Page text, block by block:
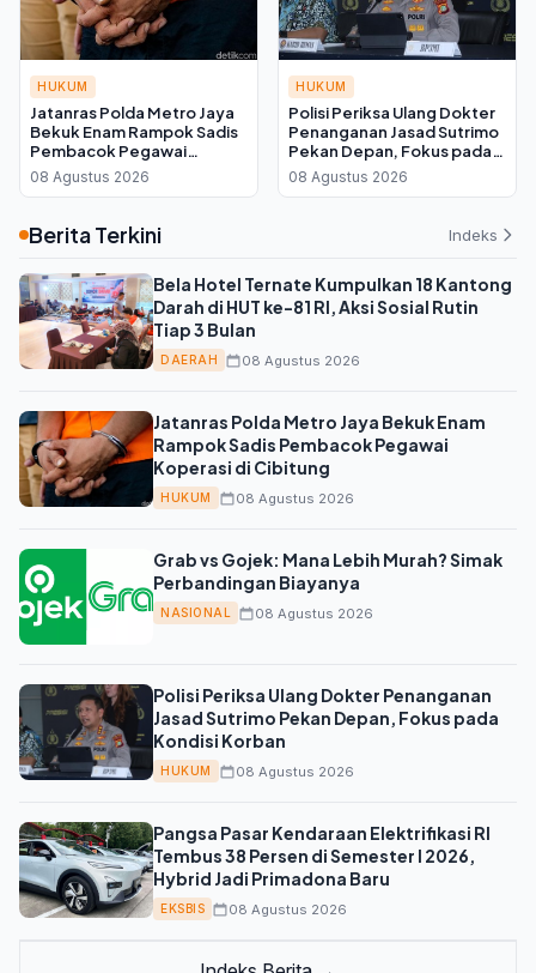
HUKUM
Jatanras Polda Metro Jaya
Bekuk Enam Rampok Sadis
Pembacok Pegawai
Koperasi di Cibitung
08 Agustus 2026
HUKUM
Polisi Periksa Ulang Dokter
Penanganan Jasad Sutrimo
Pekan Depan, Fokus pada
Kondisi Korban
08 Agustus 2026
Berita Terkini Indeks
Bela Hotel Ternate Kumpulkan 18 Kantong
Darah di HUT ke-81 RI, Aksi Sosial Rutin
Tiap 3 Bulan
DAERAH 08 Agustus 2026
Jatanras Polda Metro Jaya Bekuk Enam
Rampok Sadis Pembacok Pegawai
Koperasi di Cibitung
HUKUM 08 Agustus 2026
Grab vs Gojek: Mana Lebih Murah? Simak
Perbandingan Biayanya
NASIONAL 08 Agustus 2026
Polisi Periksa Ulang Dokter Penanganan
Jasad Sutrimo Pekan Depan, Fokus pada
Kondisi Korban
HUKUM 08 Agustus 2026
Pangsa Pasar Kendaraan Elektrifikasi RI
Tembus 38 Persen di Semester I 2026,
Hybrid Jadi Primadona Baru
EKSBIS 08 Agustus 2026